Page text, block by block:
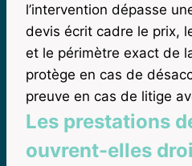
l’intervention dépasse
devis écrit cadre le prix,
et le périmètre exact de
protège en cas de
preuve en cas de litige
Les prestations
ouvrent-elles